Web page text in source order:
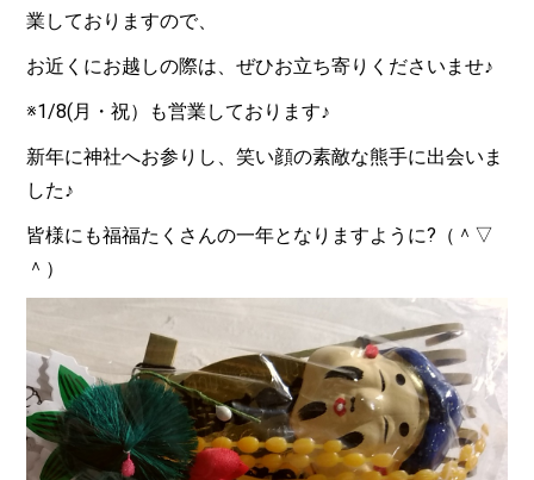
業しておりますので、
お近くにお越しの際は、ぜひお立ち寄りくださいませ♪
※1/8(月・祝）も営業しております♪
新年に神社へお参りし、笑い顔の素敵な熊手に出会いま
した♪
皆様にも福福たくさんの一年となりますように?（＾▽
＾）